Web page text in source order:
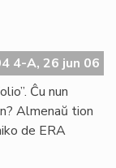
4-A, 26 jun 06
Ĉu nun
Almenaŭ tion
de ERA